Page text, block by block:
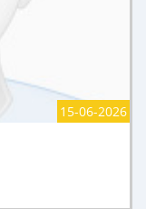
15-06-2026